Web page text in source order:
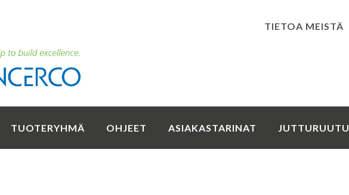
TIETOA MEISTÄ
TUOTERYHMÄ OHJEET ASIAKASTARINAT JUTTURUUTU